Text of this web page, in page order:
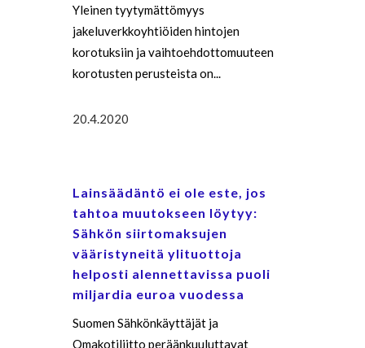
Yleinen tyytymättömyys
jakeluverkkoyhtiöiden hintojen
korotuksiin ja vaihtoehdottomuuteen
korotusten perusteista on...
20.4.2020
Lainsäädäntö ei ole este, jos
tahtoa muutokseen löytyy:
Sähkön siirtomaksujen
vääristyneitä ylituottoja
helposti alennettavissa puoli
miljardia euroa vuodessa
Suomen Sähkönkäyttäjät ja
Omakotiliitto peräänkuuluttavat